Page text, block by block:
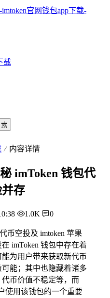
载
内容详情
imToken 钱包代
存
1.0K 0
币空投及 imtoken 苹果
imToken 钱包中存在着
为用户带来获取新代币
能；其中也隐藏着诸多
币价值不稳定等，而
使用该钱包的一个重要